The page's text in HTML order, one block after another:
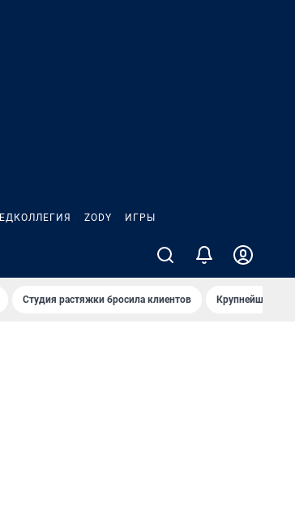
ZODY ИГРЫ
Студия растяжки бросила клиентов Крупнейшие